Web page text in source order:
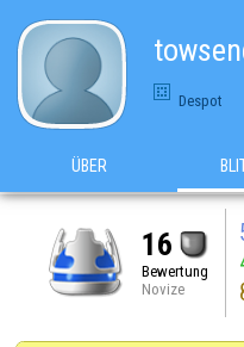
Despot
ÜBER
16
Bewertung
Novize